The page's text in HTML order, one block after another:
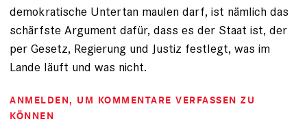
demokratische Untertan maulen darf, ist nämlich das
schärfste Argument dafür, dass es der Staat ist, der
per Gesetz, Regierung und Justiz festlegt, was im
Lande läuft und was nicht.
ANMELDEN, UM KOMMENTARE VERFASSEN ZU
KÖNNEN